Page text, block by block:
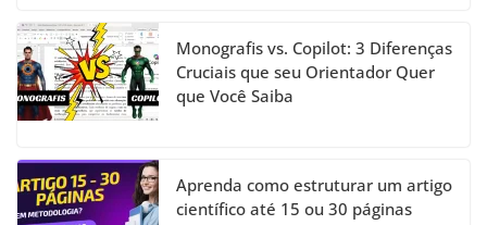
Monografis vs. Copilot: 3 Diferenças
Cruciais que seu Orientador Quer
que Você Saiba
Aprenda como estruturar um artigo
científico até 15 ou 30 páginas